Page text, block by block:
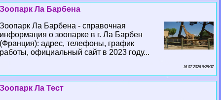
Зоопарк Ла Барбена
Зоопарк Ла Барбена - справочная
информация о зоопарке в г. Ла Барбен
(Франция): адрес, телефоны, график
работы, официальный сайт в 2023 году...
16 07 2026 9:28:37
Зоопарк Ла Тест